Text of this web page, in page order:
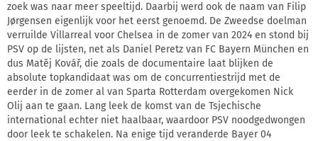
zoek was naar meer speeltijd. Daarbij werd ook de naam van Filip
Jørgensen eigenlijk voor het eerst genoemd. De Zweedse doelman
verruilde Villarreal voor Chelsea in de zomer van 2024 en stond bij
PSV op de lijsten, net als Daniel Peretz van FC Bayern München en
dus Matěj Kovář, die zoals de documentaire laat blijken de
absolute topkandidaat was om de concurrentiestrijd met de
eerder in de zomer al van Sparta Rotterdam overgekomen Nick
Olij aan te gaan. Lang leek de komst van de Tsjechische
international echter niet haalbaar, waardoor PSV noodgedwongen
door leek te schakelen. Na enige tijd veranderde Bayer 04